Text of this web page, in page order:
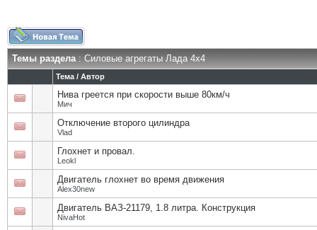
Темы раздела: Силовые агрегаты Лада 4х4
Тема / Автор
Нива греется при скорости выше 80км/ч
Мич
Отключение второго цилиндра
Vlad
Глохнет и провал.
Leokl
Двигатель глохнет во время движения
Alex30new
Двигатель ВАЗ-21179, 1.8 литра. Конструкция
NivaHot